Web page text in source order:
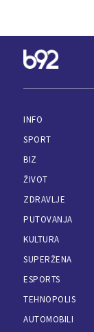
INFO
SPORT
BIZ
ŽIVOT
ZDRAVLJE
PUTOVANJA
KULTURA
SUPERŽENA
ESPORTS
TEHNOPOLIS
AUTOMOBILI